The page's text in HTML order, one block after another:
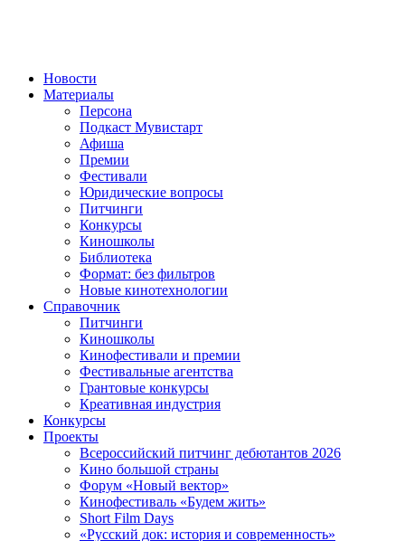
Новости
Материалы
Персона
Подкаст Мувистарт
Афиша
Премии
Фестивали
Юридические вопросы
Питчинги
Конкурсы
Киношколы
Библиотека
Формат: без фильтров
Новые кинотехнологии
Справочник
Питчинги
Киношколы
Кинофестивали и премии
Фестивальные агентства
Грантовые конкурсы
Креативная индустрия
Конкурсы
Проекты
Всероссийский питчинг дебютантов 2026
Кино большой страны
Форум «Новый вектор»
Кинофестиваль «Будем жить»
Short Film Days
«Русский док: история и современность»